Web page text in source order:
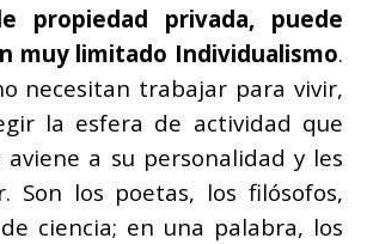
propiedad privada, puede
muy limitado Individualismo.
necesitan trabajar para vivir,
la esfera de actividad que
a su personalidad y les
Son los poetas, los filósofos,
ciencia; en una palabra, los